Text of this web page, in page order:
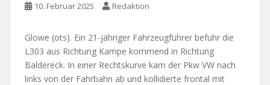
10. Februar 2025 Redaktion
Glowe (ots). Ein 21-jähriger Fahrzeugführer befuhr die
L303 aus Richtung Kampe kommend in Richtung
Baldereck. In einer Rechtskurve kam der Pkw VW nach
links von der Fahrbahn ab und kollidierte frontal mit